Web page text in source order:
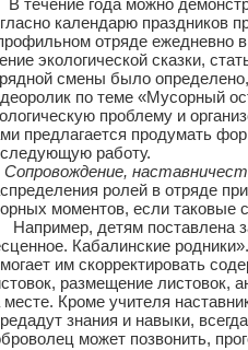
течение года можно
календарю праздников
отряде ежедневно
экологической сказки,
смены было
по теме «Мусорный
проблему и
предлагается продумать
работу.
Сопровождение,
ролей в отряде
моментов, если таковые
детям поставлена
Кабалинские
им скорректировать
размещение листовок,
месте. Кроме учителя
знания и навыки,
может позвонить,